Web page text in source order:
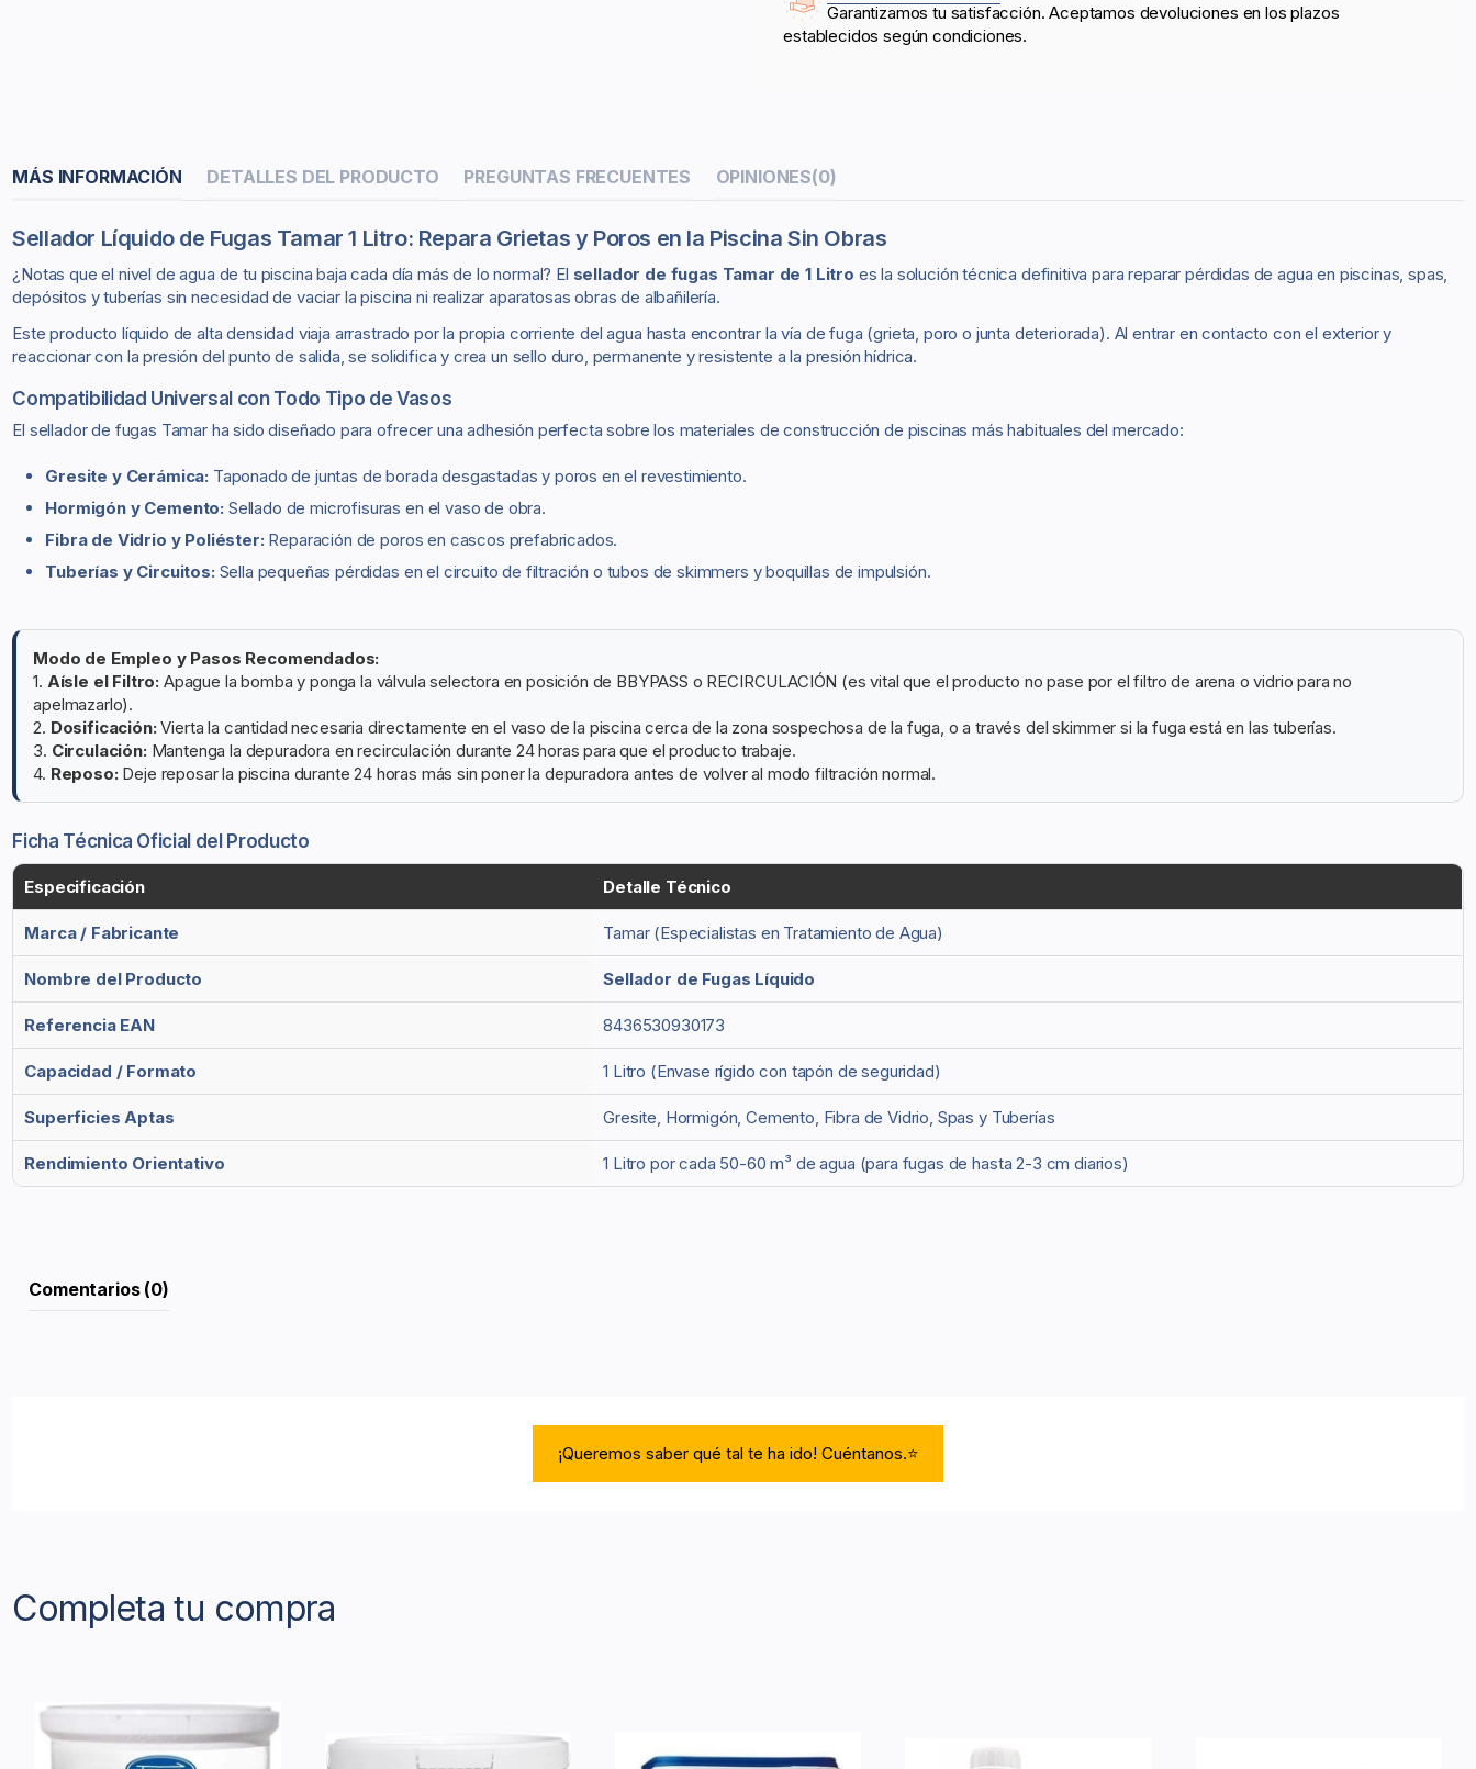
Garantizamos tu satisfacción. Aceptamos devoluciones en los plazos
establecidos según condiciones.
MÁS INFORMACIÓN DETALLES DEL PRODUCTO PREGUNTAS FRECUENTES OPINIONES(0)
Sellador Líquido de Fugas Tamar 1 Litro: Repara Grietas y Poros en la Piscina Sin Obras
¿Notas que el nivel de agua de tu piscina baja cada día más de lo normal? El sellador de fugas Tamar de 1 Litro es la solución técnica definitiva para reparar pérdidas de agua en piscinas, spas,
depósitos y tuberías sin necesidad de vaciar la piscina ni realizar aparatosas obras de albañilería.
Este producto líquido de alta densidad viaja arrastrado por la propia corriente del agua hasta encontrar la vía de fuga (grieta, poro o junta deteriorada). Al entrar en contacto con el exterior y
reaccionar con la presión del punto de salida, se solidifica y crea un sello duro, permanente y resistente a la presión hídrica.
Compatibilidad Universal con Todo Tipo de Vasos
El sellador de fugas Tamar ha sido diseñado para ofrecer una adhesión perfecta sobre los materiales de construcción de piscinas más habituales del mercado:
Gresite y Cerámica: Taponado de juntas de borada desgastadas y poros en el revestimiento.
Hormigón y Cemento: Sellado de microfisuras en el vaso de obra.
Fibra de Vidrio y Poliéster: Reparación de poros en cascos prefabricados.
Tuberías y Circuitos: Sella pequeñas pérdidas en el circuito de filtración o tubos de skimmers y boquillas de impulsión.
Modo de Empleo y Pasos Recomendados:
1. Aísle el Filtro: Apague la bomba y ponga la válvula selectora en posición de BBYPASS o RECIRCULACIÓN (es vital que el producto no pase por el filtro de arena o vidrio para no
apelmazarlo).
2. Dosificación:Vierta la cantidad necesaria directamente en el vaso de la piscina cerca de la zona sospechosa de la fuga, o a través del skimmer si la fuga está en las tuberías.
3. Circulación:Mantenga la depuradora en recirculación durante 24 horas para que el producto trabaje.
4. Reposo:Deje reposar la piscina durante 24 horas más sin poner la depuradora antes de volver al modo filtración normal.
Ficha Técnica Oficial del Producto
Especificación Detalle Técnico
Marca / Fabricante Tamar (Especialistas en Tratamiento de Agua)
Nombre del Producto Sellador de Fugas Líquido
Referencia EAN 8436530930173
Capacidad / Formato 1 Litro (Envase rígido con tapón de seguridad)
Superficies Aptas Gresite, Hormigón, Cemento, Fibra de Vidrio, Spas y Tuberías
Rendimiento Orientativo 1 Litro por cada 50-60 m³ de agua (para fugas de hasta 2-3 cm diarios)
Comentarios (0)
¡Queremos saber qué tal te ha ido! Cuéntanos.⭐
Completa tu compra